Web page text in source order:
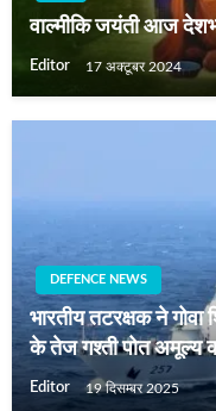
वाल्‍मीकि जयंती आज
Editor 17 अक्टूबर 2024
DEFENCE NEWS
भारतीय तटरक्षक ने गोवा
के तेज गश्‍ती पोत अमूल्य
Editor 19 दिसम्बर 2025